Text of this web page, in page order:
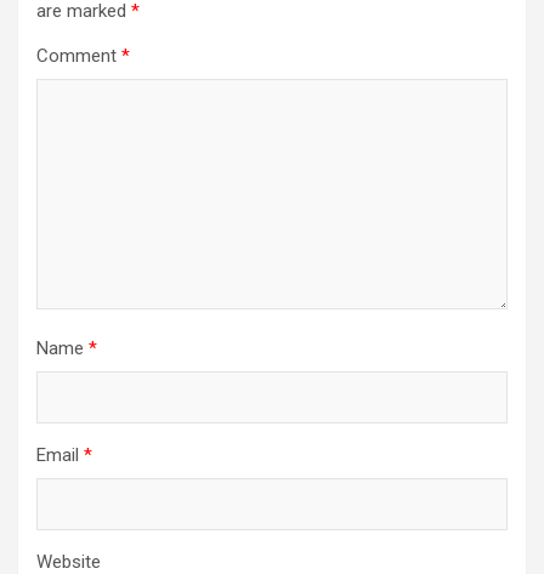
are marked *
Comment *
Name *
Email *
Website